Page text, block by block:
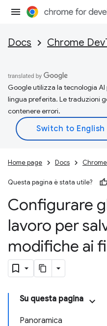
Docs Chrome
Google utilizza la tecnologia
lingua preferita. Le traduzioni
contenere errori.
Home page Docs
Questa pagina è stata utile?
Configurare
lavoro per
modifiche ai
Su questa pagina
Panoramica